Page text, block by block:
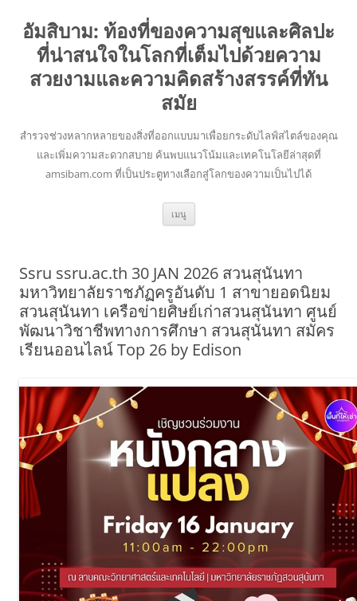
อัมสิบาม: ท้องที่ของความสุขและศิลปะ
ที่น่าสนใจในโลกที่เต็มไปด้วยความ
สวยงามและความคิดสร้างสรรค์ที่ทัน
สมัย
สำรวจช่วงหลากหลายของสิ่งที่ออกแบบมาเพื่อยกระดับไลฟ์สไตล์ของคุณ
และเพิ่มความสะดวกสบาย ค้นพบแนวโน้มและเทคโนโลยีล่าสุดที่
amsibam.com ที่เป็นประตูทางเลือกสู่โลกของความเป็นไปได้
เมนู ข้าม
ยัง
Ssru ssru.ac.th 30 JAN 2026 สวนสุนันทา
มหาวิทยาลัยราชภัฏครูอันดับ 1 สาขายอดนิยม
สวนสุนันทา เครือข่ายศิษย์เก่าสวนสุนันทา ศูนย์
พัฒนาวิชาชีพทางการศึกษา สวนสุนันทา สมัคร
เรียนออนไลน์ Top 26 by Edison